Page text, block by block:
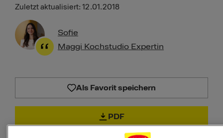
Zuletzt aktualisiert: 12.01.2018
Sofie
Maggi Kochstudio Expertin
Als Favorit speichern
PDF